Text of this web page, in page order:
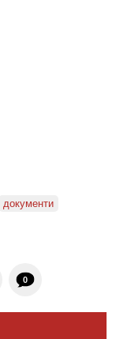
документи
0